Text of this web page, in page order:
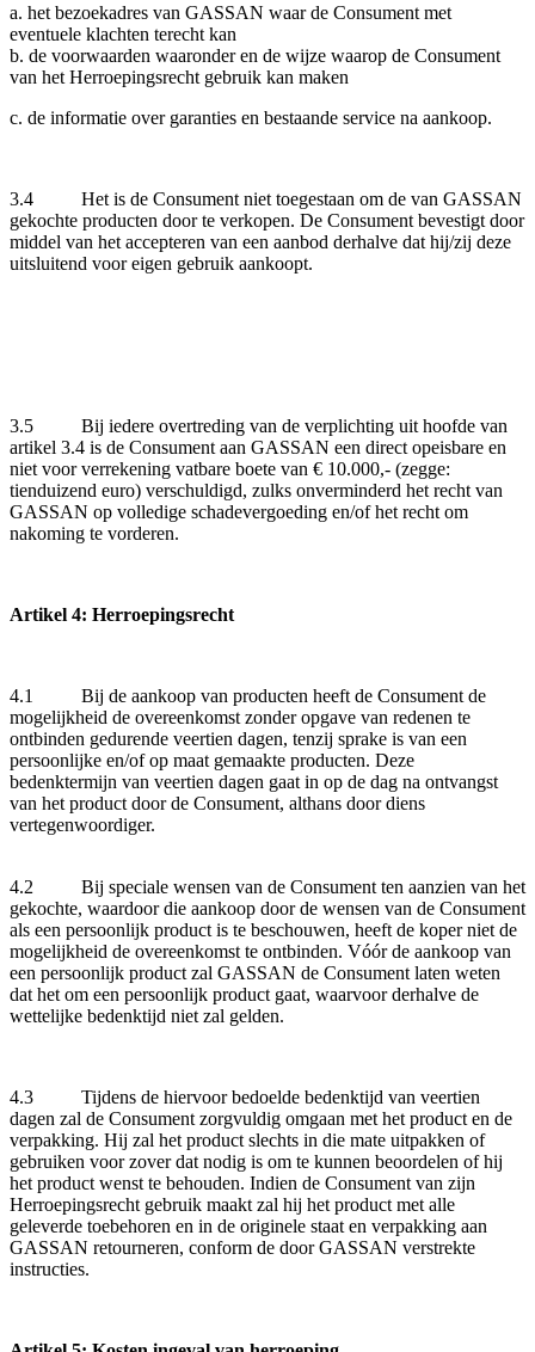
a. het bezoekadres van GASSAN waar de Consument met
eventuele klachten terecht kan
b. de voorwaarden waaronder en de wijze waarop de Consument
van het Herroepingsrecht gebruik kan maken
c. de informatie over garanties en bestaande service na aankoop.
3.4 Het is de Consument niet toegestaan om de van GASSAN
gekochte producten door te verkopen. De Consument bevestigt door
middel van het accepteren van een aanbod derhalve dat hij/zij deze
uitsluitend voor eigen gebruik aankoopt.
3.5 Bij iedere overtreding van de verplichting uit hoofde van
artikel 3.4 is de Consument aan GASSAN een direct opeisbare en
niet voor verrekening vatbare boete van € 10.000,- (zegge:
tienduizend euro) verschuldigd, zulks onverminderd het recht van
GASSAN op volledige schadevergoeding en/of het recht om
nakoming te vorderen.
Artikel 4: Herroepingsrecht
4.1 Bij de aankoop van producten heeft de Consument de
mogelijkheid de overeenkomst zonder opgave van redenen te
ontbinden gedurende veertien dagen, tenzij sprake is van een
persoonlijke en/of op maat gemaakte producten. Deze
bedenktermijn van veertien dagen gaat in op de dag na ontvangst
van het product door de Consument, althans door diens
vertegenwoordiger.
4.2 Bij speciale wensen van de Consument ten aanzien van het
gekochte, waardoor die aankoop door de wensen van de Consument
als een persoonlijk product is te beschouwen, heeft de koper niet de
mogelijkheid de overeenkomst te ontbinden. Vóór de aankoop van
een persoonlijk product zal GASSAN de Consument laten weten
dat het om een persoonlijk product gaat, waarvoor derhalve de
wettelijke bedenktijd niet zal gelden.
4.3 Tijdens de hiervoor bedoelde bedenktijd van veertien
dagen zal de Consument zorgvuldig omgaan met het product en de
verpakking. Hij zal het product slechts in die mate uitpakken of
gebruiken voor zover dat nodig is om te kunnen beoordelen of hij
het product wenst te behouden. Indien de Consument van zijn
Herroepingsrecht gebruik maakt zal hij het product met alle
geleverde toebehoren en in de originele staat en verpakking aan
GASSAN retourneren, conform de door GASSAN verstrekte
instructies.